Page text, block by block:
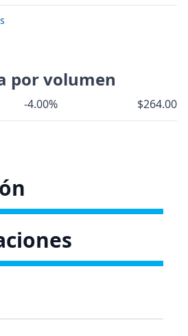
por volumen
-4.00% $264.00